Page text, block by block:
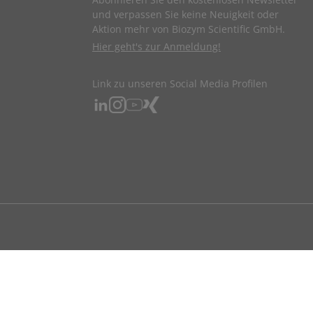
und verpassen Sie keine Neuigkeit oder
Aktion mehr von Biozym Scientific GmbH.
Hier geht's zur Anmeldung!
Link zu unseren Social Media Profilen